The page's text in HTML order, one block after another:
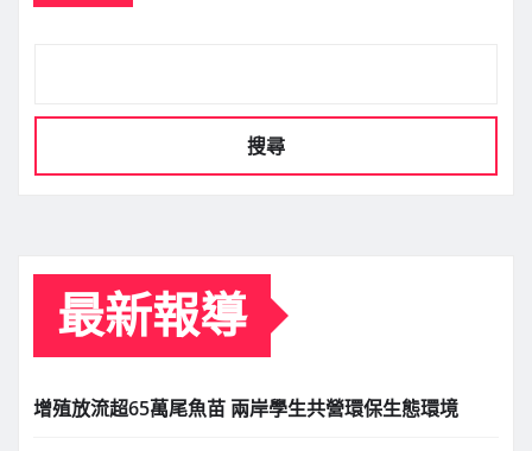
搜尋
最新報導
增殖放流超65萬尾魚苗 兩岸學生共營環保生態環境